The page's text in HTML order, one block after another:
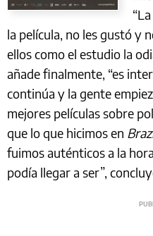
la película, no les gustó y
ellos como el estudio la
añade finalmente, “es
continúa y la gente
mejores películas sobre
que lo que hicimos en
fuimos auténticos a la
podía llegar a ser”,